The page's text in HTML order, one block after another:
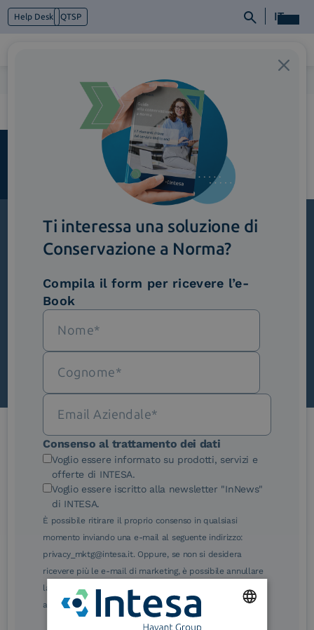
Help Desk QTSP IT
Cosa facciamo
Monarch_InWebinarIntesaSign-1
Iscriviti alla newsletter
Novità, iniziative ed eventi dal mondo della
trasformazione digitale.
Scopri InNews
Le nostre certificazioni
eIDAS Qualified Trust
Service Provider
eIDAS Qualified Trust
Remote Qualified
Electronic Signature /
Seal Creation
Ti interessa una soluzione di
Conservazione a Norma?
Compila il form per ricevere l’e-
Book
Consenso al trattamento dei dati
Voglio essere informato su prodotti, servizi e
offerte di INTESA.
Voglio essere iscritto alla newsletter "InNews"
di INTESA.
È possibile ritirare il proprio consenso in qualsiasi
momento inviando una e-mail al seguente indirizzo:
privacy_mktg@intesa.it. Oppure, se non si desidera
ricevere più le e-mail di marketing, è possibile annullare
la sottoscrizione facendo clic sul relativo link di
annullamento sottoscrizione, in qualsiasi e-mail.